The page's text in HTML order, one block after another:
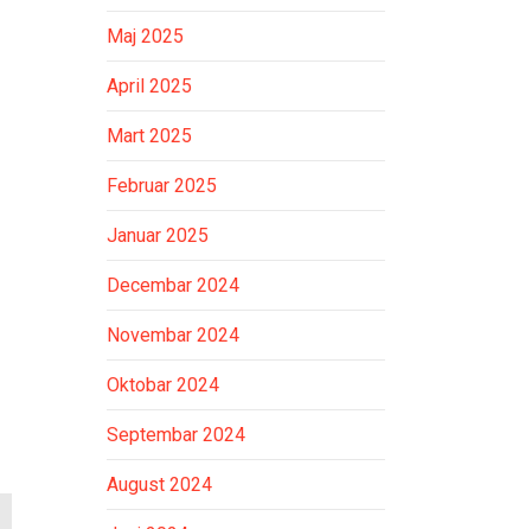
Maj 2025
April 2025
Mart 2025
Februar 2025
Januar 2025
Decembar 2024
Novembar 2024
Oktobar 2024
Septembar 2024
August 2024